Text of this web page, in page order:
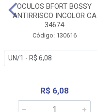
OCULOS BFORT BOSSY
ANTIRRISCO INCOLOR CA
34674
Código: 130616
R$ 6,08